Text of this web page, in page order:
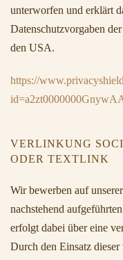
unterworfen und erklärt
Datenschutzvorgaben
den USA.
https://
VERLINKUNG
ODER TEXTLINK
Wir bewerben auf
nachstehend
erfolgt dabei über eine
Durch den Einsatz